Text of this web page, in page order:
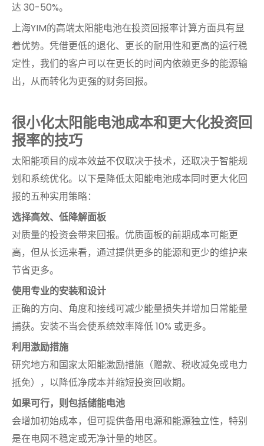
达 30-50%。
上海YIM的高端太阳能电池在投资回报率计算方面具有显
着优势。凭借更低的退化、更长的耐用性和更高的运行稳
定性，我们的客户可以在更长的时间内依赖更多的能源输
出，从而转化为更强的财务回报。
很小化太阳能电池成本和更大化投资回
报率的技巧
太阳能项目的成本效益不仅取决于技术，还取决于智能规
划和系统优化。以下是降低太阳能电池成本同时更大化回
报的五种实用策略：
选择高效、低降解面板
对质量的投资会带来回报。优质面板的前期成本可能更
高，但从长远来看，通过提供更多的能源和更少的维护来
节省更多。
使用专业的安装和设计
正确的方向、角度和接线可减少能量损失并增加日常能量
捕获。安装不当会使系统效率降低 10% 或更多。
利用激励措施
研究地方和国家太阳能激励措施（赠款、税收减免或电力
抵免），以降低净成本并缩短投资回收期。
如果可行，则包括储能电池
会增加初始成本，但可提供备用电源和能源独立性，特别
是在电网不稳定或无净计量的地区。